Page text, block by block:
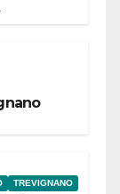
TREVIGNANO